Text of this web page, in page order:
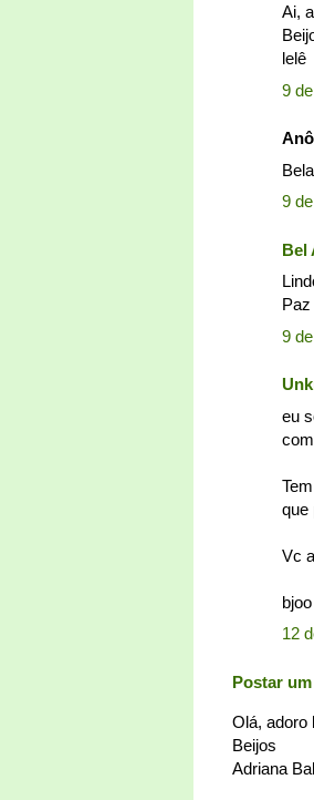
Ai,
lelê
9
9
Bel
Paz
9
eu
que
Vc
bjoo
12
Postar
Olá, adoro
Beijos
Adriana